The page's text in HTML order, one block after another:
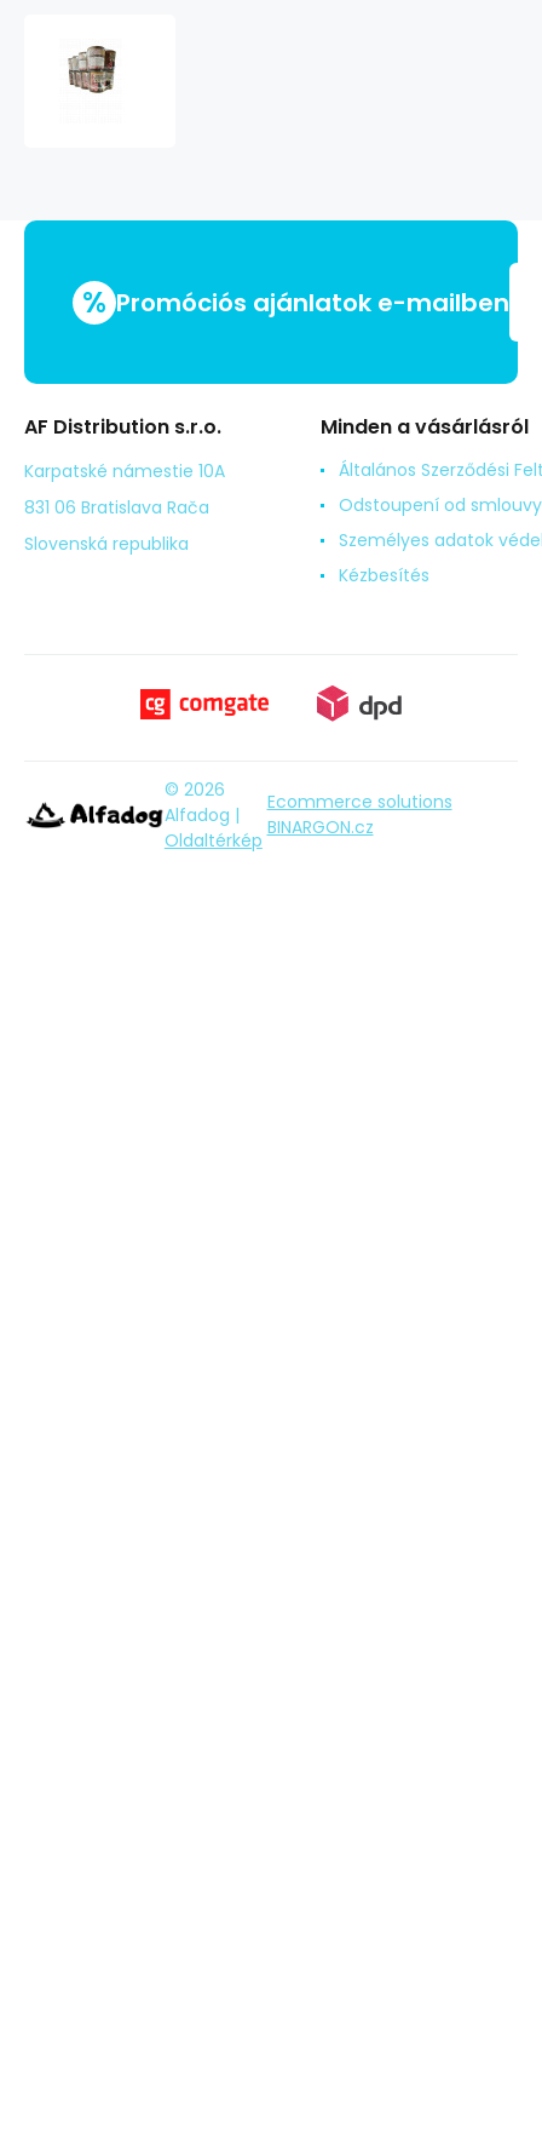
2
% Promóciós ajánlatok e-mailben
AF Distribution s.r.o.
Karpatské námestie 10A
831 06 Bratislava Rača
Slovenská republika
Minden a vásárlásról
Általános Szerződési
Odstoupení od smlouvy
Személyes adatok
Kézbesítés
© 2026
Alfadog |
Oldaltérkép
Ecommerce solutions
BINARGON.cz